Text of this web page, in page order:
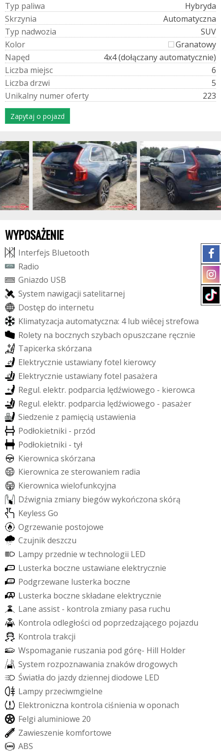
Typ paliwa
Hybryda
Skrzynia
Automatyczna
Typ nadwozia
SUV
Kolor
Granatowy
Napęd
4x4 (dołączany automatycznie)
Liczba miejsc
6
Liczba drzwi
5
Unikalny numeroferty 223
Zapytaj o pojazd
WYPOSAŻENIE
Interfejs Bluetooth
Radio
Gniazdo USB
System nawigacji satelitarnej
Dostęp do internetu
Klimatyzacja automatyczna: 4 lub wiêcej strefowa
Rolety na bocznych szybach opuszczane ręcznie
Tapicerka skórzana
Elektrycznie ustawianyfotel kierowcy
Elektrycznie ustawianyfotel pasażera
Regul. elektr. podparcia lędźwiowego - kierowca
Regul. elektr. podparcia lędźwiowego - pasażer
Siedzenie z pamięcią ustawienia
Podłokietniki - przód
Podłokietniki - tył
Kierownica skórzana
Kierownica ze sterowaniem radia
Kierownica wielofunkcyjna
Dźwignia zmiany biegówwykończona skórą
Keyless Go
Ogrzewanie postojowe
Czujnikdeszczu
Lampy przednie wtechnologii LED
Lusterka boczne ustawiane elektrycznie
Podgrzewane lusterka boczne
Lusterka boczne składane elektrycznie
Lane assist - kontrola zmiany pasa ruchu
Kontrola odległości od poprzedzającego pojazdu
Kontrola trakcji
Wspomaganie ruszania pod górę- Hill Holder
System rozpoznawania znakówdrogowych
Światła do jazdydziennej diodowe LED
Lampy przeciwmgielne
Elektroniczna kontrola ciśnienia woponach
Felgi aluminiowe 20
Zawieszenie komfortowe
ABS